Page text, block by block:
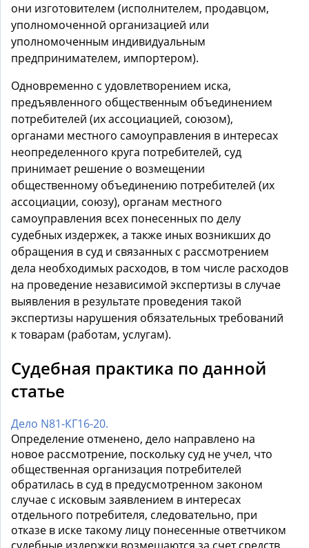
они изготовителем (исполнителем, продавцом,
уполномоченной организацией или
уполномоченным индивидуальным
предпринимателем, импортером).
Одновременно с удовлетворением иска,
предъявленного общественным объединением
потребителей (их ассоциацией, союзом),
органами местного самоуправления в интересах
неопределенного круга потребителей, суд
принимает решение о возмещении
общественному объединению потребителей (их
ассоциации, союзу), органам местного
самоуправления всех понесенных по делу
судебных издержек, а также иных возникших до
обращения в суд и связанных с рассмотрением
дела необходимых расходов, в том числе расходов
на проведение независимой экспертизы в случае
выявления в результате проведения такой
экспертизы нарушения обязательных требований
к товарам (работам, услугам).
Судебная практика по данной
статье
Дело N81-КГ16-20.
Определение отменено, дело направлено на
новое рассмотрение, поскольку суд не учел, что
общественная организация потребителей
обратилась в суд в предусмотренном законом
случае с исковым заявлением в интересах
отдельного потребителя, следовательно, при
отказе в иске такому лицу понесенные ответчиком